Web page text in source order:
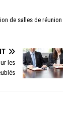
de salles de réunion
les